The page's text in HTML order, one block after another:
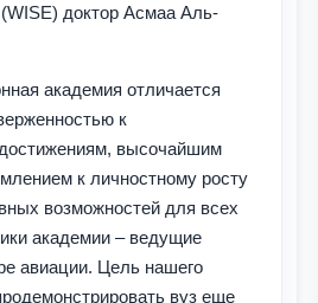
доктор Асмаа Аль-
академия отличается
к
высочайшим
к личностному росту
возможностей для всех
академии – ведущие
авиации. Цель нашего
вуз еще